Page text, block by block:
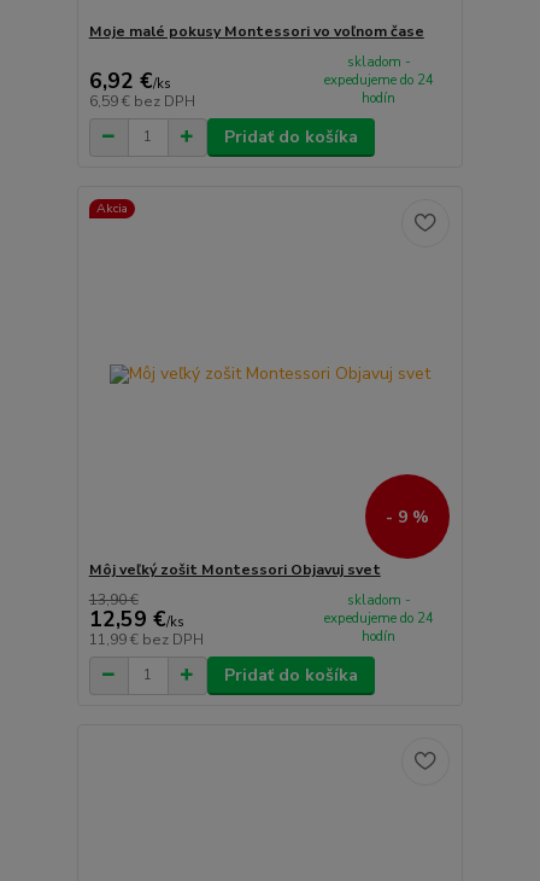
Moje malé pokusy Montessori vo voľnom čase
6,92 €/ks
6,59 € bez DPH
skladom -
expedujeme do 24
hodín
Pridať do košíka
Akcia
- 9 %
Môj veľký zošit Montessori Objavuj svet
13,90 €
12,59 €/ks
11,99 € bez DPH
skladom -
expedujeme do 24
hodín
Pridať do košíka